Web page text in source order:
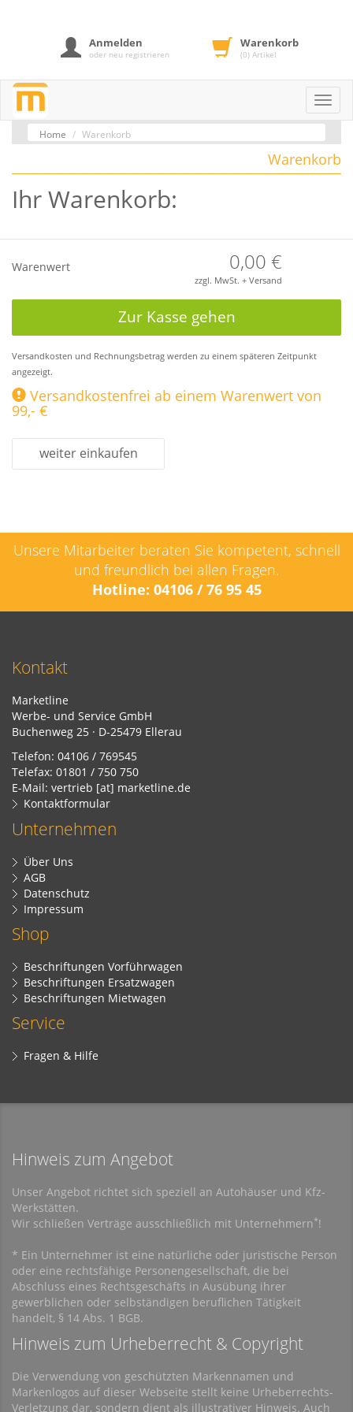
Anmelden
oder neu registrieren
Warenkorb
(0) Artikel
Home Warenkorb
Warenkorb
Ihr Warenkorb:
Warenwert 0,00 €
zzgl. MwSt. + Versand
Zur Kasse gehen
Versandkosten und Rechnungsbetrag werden zu einem späteren Zeitpunkt
angezeigt.
Versandkostenfrei ab einem Warenwert von
99,- €
weiter einkaufen
Unsere Mitarbeiter beraten Sie kompetent, schnell
und freundlich bei allen Fragen.
Hotline: 04106 / 76 95 45
Kontakt
Marketline
Werbe- und Service GmbH
Buchenweg 25 · D-25479 Ellerau
Telefon: 04106 / 769545
Telefax: 01801 / 750 750
E-Mail: vertrieb [at] marketline.de
Kontaktformular
Unternehmen
Über Uns
AGB
Datenschutz
Impressum
Shop
Beschriftungen Vorführwagen
Beschriftungen Ersatzwagen
Beschriftungen Mietwagen
Service
Fragen & Hilfe
Hinweis zum Angebot
Unser Angebot richtet sich speziell an Autohäuser und Kfz-
Werkstätten.
Wir schließen Verträge ausschließlich mit Unternehmern*!
* Ein Unternehmer ist eine natürliche oder juristische Person
oder eine rechtsfähige Personengesellschaft, die bei
Abschluss eines Rechtsgeschäfts in Ausübung ihrer
gewerblichen oder selbständigen beruflichen Tätigkeit
handelt, § 14 Abs. 1 BGB.
Hinweis zum Urheberrecht & Copyright
Die Verwendung von geschützten Markennamen und
Markenlogos auf dieser Webseite stellt keine Urheberrechts-
Verletzung dar, sondern dient als illustrativer Hinweis. Auch